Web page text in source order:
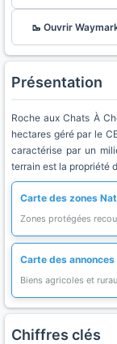
🥾 Ouvrir
Présentation
Roche aux Chats À
hectares géré par le
caractérise par un
terrain est la propriété
Carte des zones
Zones protégées
Carte des
Biens agricoles et
Chiffres clés